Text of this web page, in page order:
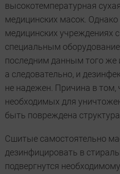
высокотемпературная
медицинских масок. Однако
медицинских учреждениях
специальным
последним данным того же
а следовательно, и
не надежен. Причина в том,
необходимых для
быть повреждена
Сшитые самостоятельно
дезинфицировать в
подвергнутся